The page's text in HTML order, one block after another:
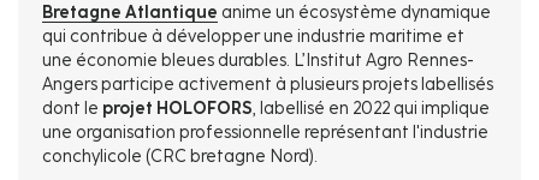
Bretagne Atlantique anime un écosystème dynamique
qui contribue à développer une industrie maritime et
une économie bleues durables. L’Institut Agro Rennes-
Angers participe activement à plusieurs projets labellisés
dont le projet HOLOFORS, labellisé en 2022 qui implique
une organisation professionnelle représentant l'industrie
conchylicole (CRC bretagne Nord).